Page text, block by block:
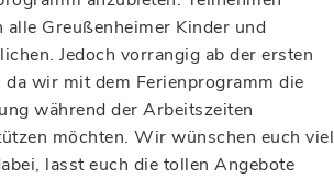
alle Greußenheimer Kinder und
Jedoch vorrangig ab der ersten
da wir mit dem Ferienprogramm die
während der Arbeitszeiten
möchten. Wir wünschen euch viel
lasst euch die tollen Angebote